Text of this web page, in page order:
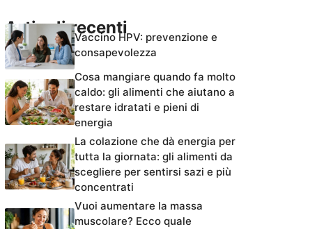
Articoli recentiVaccino HPV: prevenzione e
consapevolezza
Cosa mangiare quando fa molto
caldo: gli alimenti che aiutano a
restare idratati e pieni di
energia
La colazione che dà energia per
tutta la giornata: gli alimenti da
scegliere per sentirsi sazi e più
concentrati
Vuoi aumentare la massa
muscolare? Ecco quale